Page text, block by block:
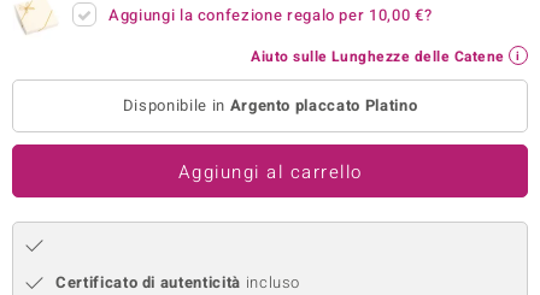
Aggiungi la confezione regalo per 10,00 €?
Aiuto sulle Lunghezze delle Catene
Disponibile in Argento placcato Platino
Aggiungi al carrello
Certificato di autenticità incluso